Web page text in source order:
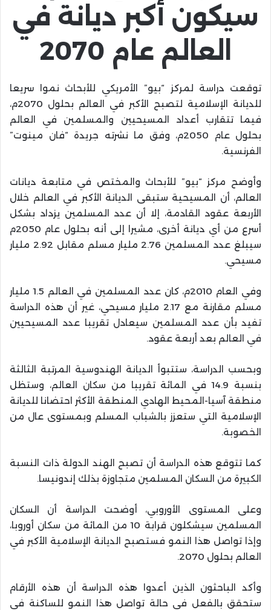
سيكون أكبر ديانة في
العالم عام 2070
توقعت دراسة لمركز “بيو” الأمريكي للأبحاث نموا سريعا
للديانة الإسلامية لتصبح الأكبر في العالم بحلول 2070م،
فيما تتقارب أعداد المسيحيين والمسلمين في العالم
بحلول عام 2050م، وفق ما نشرته جريدة “فان مينوت”
الفرنسية.
وأوضح مركز “بيو” للأبحاث والمختص في متابعة ديانات
العالم، أن المسيحية ستبقى الديانة الأكبر في العالم خلال
الأربعة عقود القادمة، إلا أن عدد المسلمين يزداد بشكل
أسرع من أي ديانة أخرى، مشيرا إلى أنه بحلول عام 2050م
سيبلغ عدد المسلمين 2.76 مليار مسلم مقابل 2.92 مليار
مسيحي.
وفي العام 2010م، كان عدد المسلمين في العالم 1.5 مليار
مسلم مقارنة مع 2.17 مليار مسيحي، غير أن هذه الدراسة
تفيد بأن عدد المسلمين سيعادل تقريبا عدد المسيحيين
في العالم بعد أربعة عقود.
وبحسب الدراسة، ستتبوأ الديانة الهندوسية المرتبة الثالثة
بنسبة 14.9 في المائة تقريبا من سكان العالم، وستظل
منطقة آسيا-المحيط الهادي المنطقة الأكثر احتضانا للديانة
الإسلامية التي ستعزز بالشباب المسلم وبمستوى عال من
الخصوبة.
كما تتوقع هذه الدراسة أن تصبح الهند الدولة ذات النسبة
الكبيرة من السكان المسلمين متجاوزة بذلك إندونيسا.
وعلى المستوى الأوروبي، أوضحت الدراسة أن السكان
المسلمين سيشكلون قرابة 10 من المائة من سكان أوروبا،
وإذا تواصل هذا النمو فستصبح الديانة الإسلامية الأكبر في
العالم بحلول 2070.
وأكد الباحثون الذين أعدوا هذه الدراسة أن هذه الأرقام
ستحقق بالفعل في حالة تواصل هذا النمو للساكنة في